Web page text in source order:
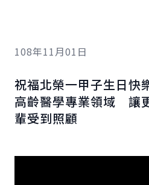
108年11月01日
祝福北榮一甲子生日
高齡醫學專業領域 讓
輩受到照顧